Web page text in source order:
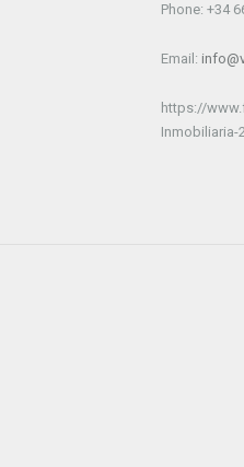
Phone: +34
Email:
https://
Inmobiliaria-